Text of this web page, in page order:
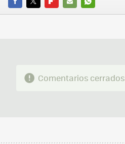
FACEBOOK
TWITTERFLIPBOARD
E-
WHATSAPP
Comentarios cerrados